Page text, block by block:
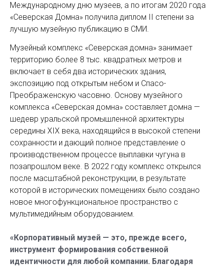
Международному дню музеев, а по итогам 2020 года
«Северская Домна» получила диплом II степени за
лучшую музейную публикацию в СМИ.
Музейный комплекс «Северская домна» занимает
территорию более 8 тыс. квадратных метров и
включает в себя два исторических здания,
экспозицию под открытым небом и Спасо-
Преображенскую часовню. Основу музейного
комплекса «Северская домна» составляет домна —
шедевр уральской промышленной архитектуры
середины XIX века, находящийся в высокой степени
сохранности и дающий полное представление о
производственном процессе выплавки чугуна в
позапрошлом веке. В 2022 году комплекс открылся
после масштабной реконструкции, в результате
которой в исторических помещениях было создано
новое многофункциональное пространство с
мультимедийным оборудованием.
«Корпоративный музей — это, прежде всего,
инструмент формирования собственной
идентичности для любой компании. Благодаря